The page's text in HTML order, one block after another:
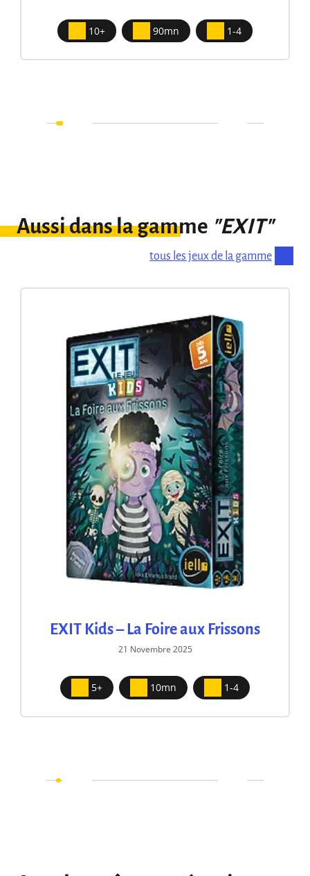
10+ 90mn 1-4
Aussi dans la gamme "EXIT"
tous les jeux de la gamme
EXIT Kids – La Foire aux Frissons
21 Novembre 2025
5+ 10mn 1-4